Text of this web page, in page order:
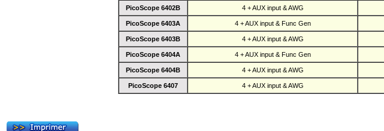
PicoScope 6402B
4 + AUX input & AWG
PicoScope 6403A
4 + AUX input & Func Gen
PicoScope 6403B
4 + AUX input & AWG
PicoScope 6404A
4 + AUX input & Func Gen
PicoScope 6404B
4 + AUX input & AWG
PicoScope 6407
4 + AUX input & AWG